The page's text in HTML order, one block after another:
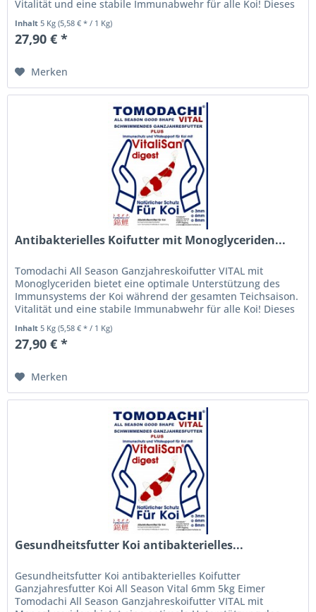
Vitalität und eine stabile Immunabwehr für alle Koi! Dieses
Inhalt5 Kg(5,58 € * / 1 Kg)
27,90 € *
Merken
Antibakterielles Koifutter mit Monoglyceriden...
Tomodachi All Season Ganzjahreskoifutter VITAL mit
Monoglyceriden bietet eine optimale Unterstützung des
Immunsystems der Koi während der gesamten Teichsaison.
Vitalität und eine stabile Immunabwehr für alle Koi! Dieses
Inhalt 5 Kg(5,58 € * / 1 Kg)
27,90 € *
Merken
Gesundheitsfutter Koi antibakterielles...
Gesundheitsfutter Koi antibakterielles Koifutter
Ganzjahresfutter Koi All Season Vital 6mm 5kg Eimer
Tomodachi All Season Ganzjahreskoifutter VITAL mit